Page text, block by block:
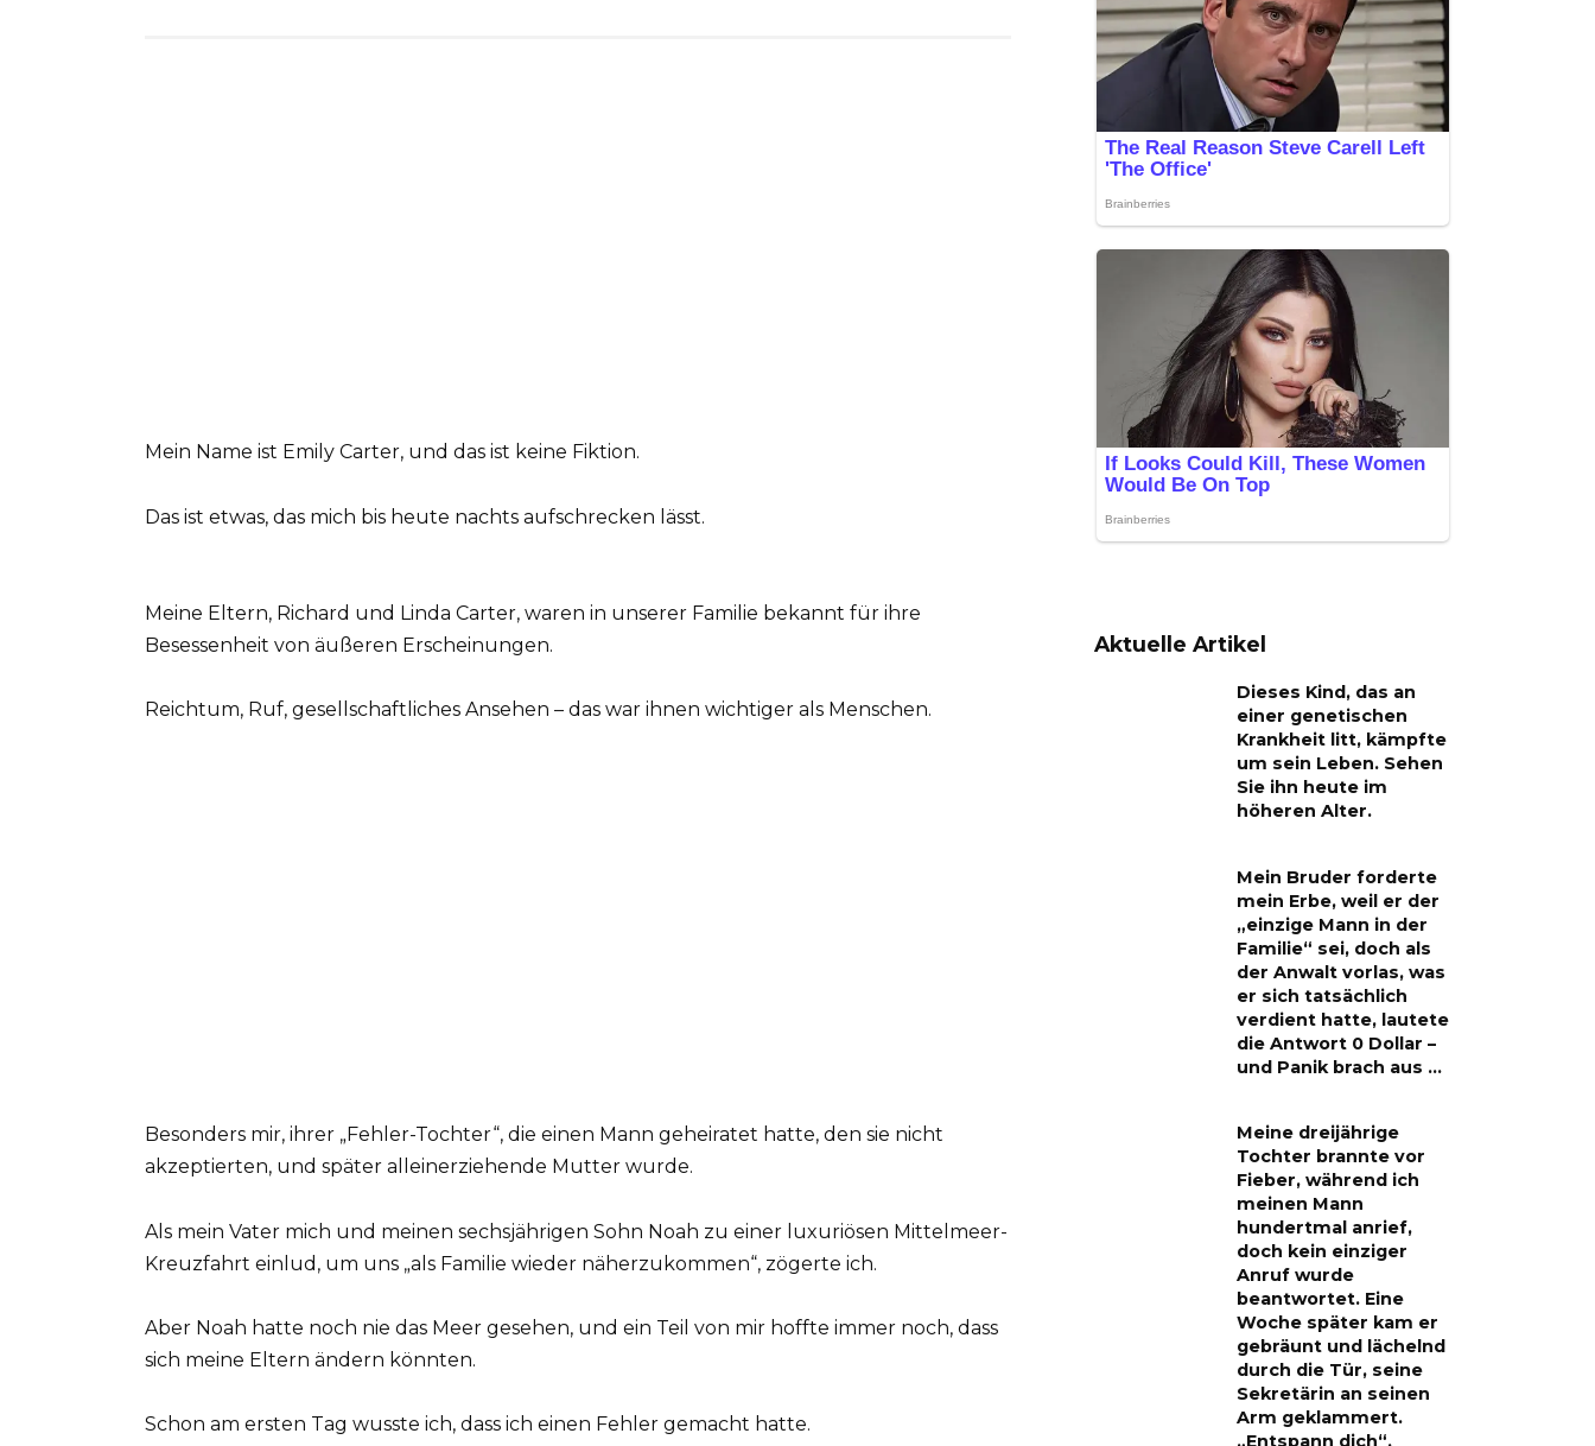
Mein Name ist Emily Carter, und das ist keine Fiktion.
Das ist etwas, das mich bis heute nachts aufschrecken lässt.
Meine Eltern, Richard und Linda Carter, waren in unserer Familie bekannt für ihre
Besessenheit von äußeren Erscheinungen.
Reichtum, Ruf, gesellschaftliches Ansehen – das war ihnen wichtiger als Menschen.
Besonders mir, ihrer „Fehler-Tochter“, die einen Mann geheiratet hatte, den sie nicht
akzeptierten, und später alleinerziehende Mutter wurde.
Als mein Vater mich und meinen sechsjährigen Sohn Noah zu einer luxuriösen Mittelmeer-
Kreuzfahrt einlud, um uns „als Familie wieder näherzukommen“, zögerte ich.
Aber Noah hatte noch nie das Meer gesehen, und ein Teil von mir hoffte immer noch, dass
sich meine Eltern ändern könnten.
Schon am ersten Tag wusste ich, dass ich einen Fehler gemacht hatte.
Aktuelle Artikel
Dieses Kind, das an
einer genetischen
Krankheit litt, kämpfte
um sein Leben. Sehen
Sie ihn heute im
höheren Alter.
Mein Bruder forderte
mein Erbe, weil er der
„einzige Mann in der
Familie“ sei, doch als
der Anwalt vorlas, was
er sich tatsächlich
verdient hatte, lautete
die Antwort 0 Dollar –
und Panik brach aus …
Meine dreijährige
Tochter brannte vor
Fieber, während ich
meinen Mann
hundertmal anrief,
doch kein einziger
Anruf wurde
beantwortet. Eine
Woche später kam er
gebräunt und lächelnd
durch die Tür, seine
Sekretärin an seinen
Arm geklammert.